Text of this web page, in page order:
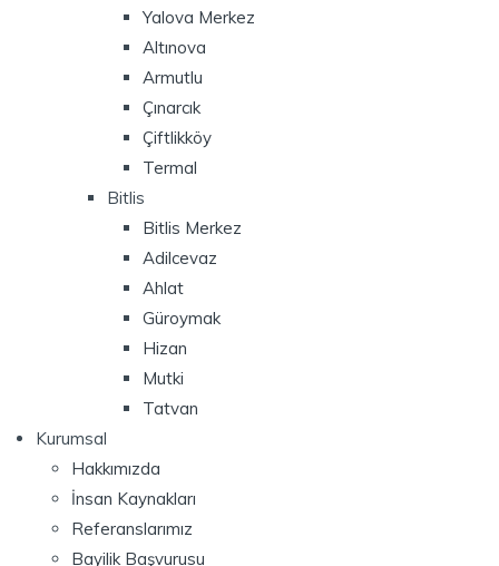
Yalova Merkez
Altınova
Armutlu
Çınarcık
Çiftlikköy
Termal
Bitlis
Bitlis Merkez
Adilcevaz
Ahlat
Güroymak
Hizan
Mutki
Tatvan
Kurumsal
Hakkımızda
İnsan Kaynakları
Referanslarımız
Bayilik Başvurusu